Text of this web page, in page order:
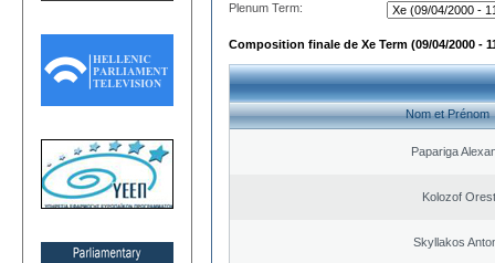
Plenum Term:
Composition finale de Xe Term (09/04/2000 -
Nom et Prénom
Papariga
Kolozof
Skyllakos